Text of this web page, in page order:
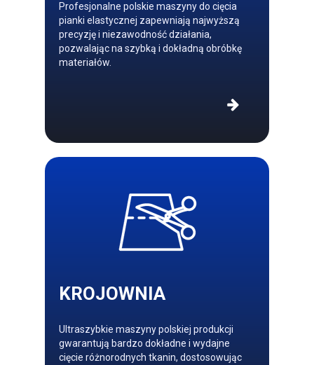
KROJOWNIA
Ultraszybkie maszyny polskiej produkcji
gwarantują bardzo dokładne i wydajne
cięcie różnorodnych tkanin, dostosowując
Profesjonalne polskie maszyny do cięcia
pianki elastycznej zapewniają najwyższą
precyzję i niezawodność działania,
pozwalając na szybką i dokładną obróbkę
materiałów.